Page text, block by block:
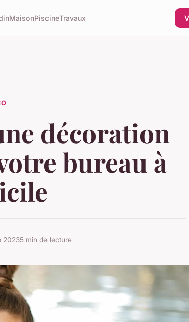
MaisonPiscineTravaux
décoration
bureau à
20235 min de lecture